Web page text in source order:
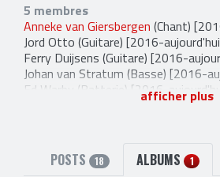
5 membres
Anneke van Giersbergen (Chant)
Jord Otto (Guitare) [2016-
Ferry Duijsens (Guitare) [2016-
Johan van Stratum (Basse) [2016-
Ed Warby
(Batterie) [2016-
5 liens externes
site officiel,facebook,instagram
afficher plus
POSTS 18 ALBUMS 1